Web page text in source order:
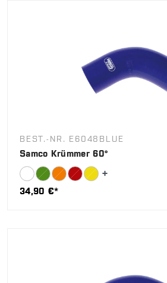
BEST.-NR. E6048BLUE
Samco Krümmer 60°
34,90 €*